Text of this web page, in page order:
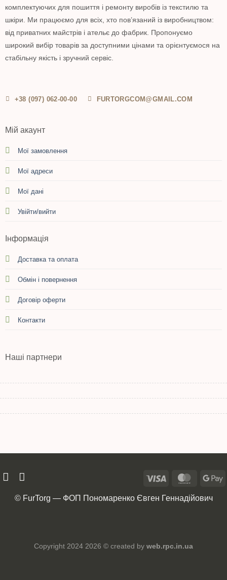
комплектуючих для пошиття і ремонту виробів із текстилю та
шкіри. Ми працюємо для всіх, хто пов’язаний із виробництвом:
від приватних майстрів і ательє до фабрик. Пропонуємо
широкий вибір товарів за доступними цінами та орієнтуємося на
стабільну якість і зручний сервіс.
+38 (097) 062-00-00 FURTORGCOM@GMAIL.COM
Мій акаунт
Мої замовлення
Мої адреси
Мої дані
Увійти/вийти
Інформація
Доставка та оплата
Обмін і повернення
Договір оферти
Контакти
Наші партнери
© FurTorg — ФОП Пономаренко Євген Геннадійович
Copyright 2024 2026 © created by web.rpc.in.ua